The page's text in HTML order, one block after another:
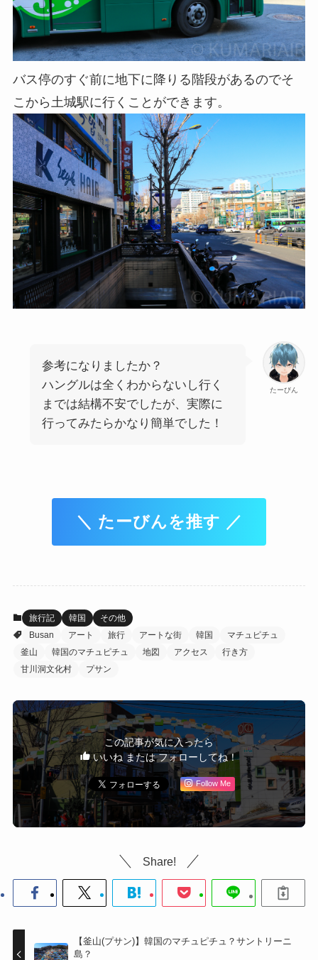
バス停のすぐ前に地下に降りる階段があるのでそ
こから土城駅に行くことができます。
たーびん
参考になりましたか？
ハングルは全くわからないし行く
までは結構不安でしたが、実際に
行ってみたらかなり簡単でした！
＼ たーびんを推す ／
旅行記 韓国
その他
Busan
アート 旅行 アートな街 韓国
マチュピチュ
釜山
韓国のマチュピチュ 地図 アクセス
行き方
甘川洞文化村
プサン
この記事が気に入ったら
いいね または フォローしてね！
Follow Me
Share!
【釜山(プサン)】韓国のマチュピチュ？サントリーニ
島？